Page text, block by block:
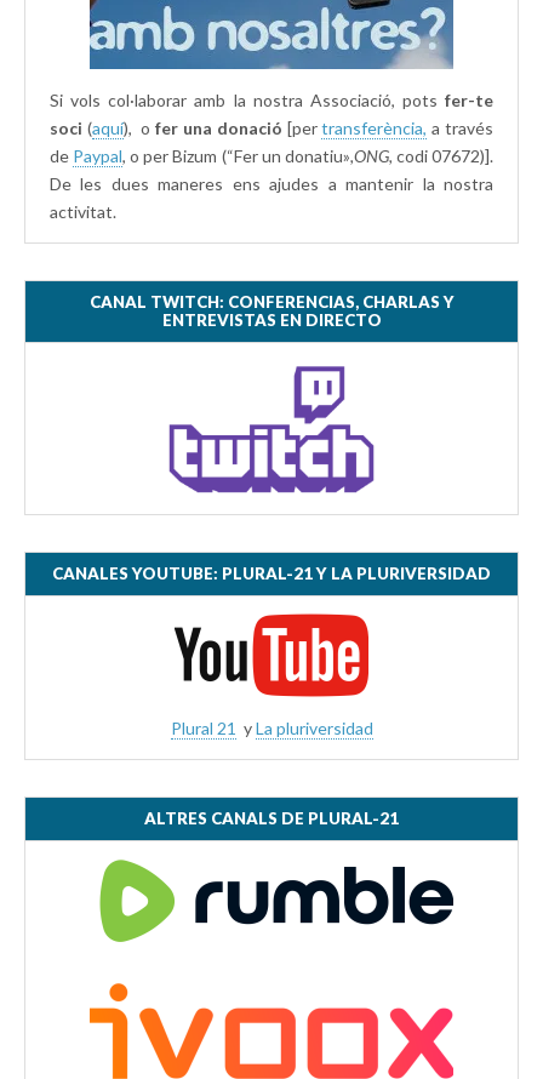
Si vols col·laborar amb la nostra Associació, pots fer-te
soci (aquí), ofer una donació [pertransferència, a través
de Paypal, o per Bizum (“Fer un donatiu»,ONG, codi 07672)].
De les dues maneres ens ajudes a mantenir la nostra
activitat.
CANAL TWITCH: CONFERENCIAS, CHARLAS Y
ENTREVISTAS EN DIRECTO
CANALES YOUTUBE: PLURAL-21 Y LA PLURIVERSIDAD
Plural 21 yLa pluriversidad
ALTRES CANALS DE PLURAL-21